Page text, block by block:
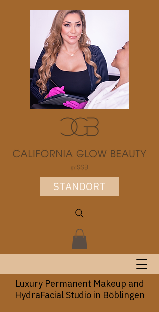
Luxury Permanent Makeup and
HydraFacial Studio in Böblingen
STANDORT